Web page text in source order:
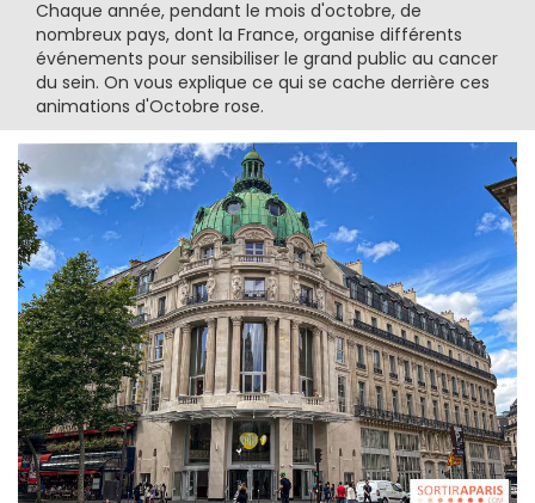
Chaque année, pendant le mois d'octobre, de
nombreux pays, dont la France, organise différents
événements pour sensibiliser le grand public au cancer
du sein. On vous explique ce qui se cache derrière ces
animations d'Octobre rose.